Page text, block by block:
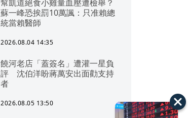
幫凱道絕食小雞量血壓遭檢舉？
蘇一峰恐挨罰10萬諷：只准賴總
統當賴醫師
2026.08.04 14:35
饒河老店「蓋簽名」遭灌一星負
評 沈伯洋盼蔣萬安出面勸支持
者
2026.08.05 13:50